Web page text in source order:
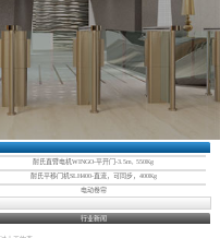
耐氏直臂电机WINGO-平开门-3.5m, 550Kg
耐氏平移门机SLH400-直流，可同步，400Kg
电动卷帘
行业新闻